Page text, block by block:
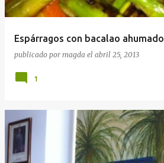
Espárragos con bacalao ahumado
publicado por magda el abril 25, 2013
1